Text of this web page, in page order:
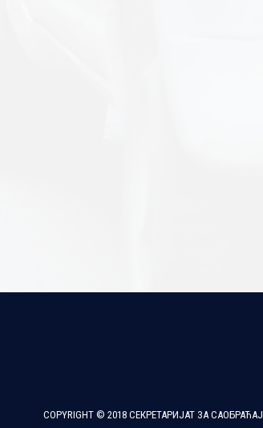
COPYRIGHT © 2018 СЕКРЕТАРИЈАТ ЗА САОБРАЋАЈ